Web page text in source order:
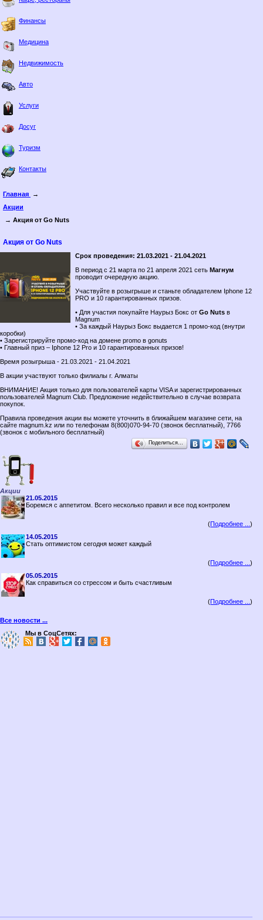
Финансы
Медицина
Недвижимость
Авто
Услуги
Досуг
Туризм
Контакты
Главная
→
Акции
→ Акция от Go Nuts
Акция от Go Nuts
Срок проведени¤: 21.03.2021 - 21.04.2021
В период с 21 марта по 21 апреля 2021 сеть Магнум
проводит очередную акцию.
Участвуйте в розыгрыше и станьте обладателем Iphone 12
PRO и 10 гарантированных призов.
• Для участия покупайте Наурыз Бокс от Go Nuts в
Magnum
• За каждый Наурыз Бокс выдается 1 промо-код (внутри
коробки)
• Зарегистрируйте промо-код на домене promo в gonuts
• Главный приз – Iphone 12 Pro и 10 гарантированных призов!
Время розыгрыша - 21.03.2021 - 21.04.2021
В акции участвуют только филиалы г. Алматы
ВНИМАНИЕ! Акция только для пользователей карты VISA и зарегистрированных
пользователей Magnum Club. Предложение недействительно в случае возврата
покупок.
Правила проведения акции вы можете уточнить в ближайшем магазине сети, на
сайте magnum.kz или по телефонам 8(800)070-94-70 (звонок бесплатный), 7766
(звонок с мобильного бесплатный)
Поделиться…
Акции
21.05.2015
Боремся с аппетитом. Всего несколько правил и все под контролем
(Подробнее ...)
14.05.2015
Стать оптимистом сегодня может каждый
(Подробнее ...)
05.05.2015
Как справиться со стрессом и быть счастливым
(Подробнее ...)
Все новости ...
Мы в СоцСетях: